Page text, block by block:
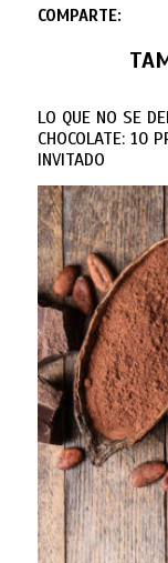
COMPARTE:
LO QUE NO SE
CHOCOLATE: 10
INVITADO